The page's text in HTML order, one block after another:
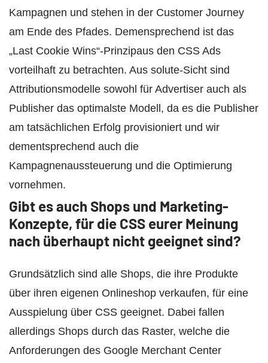
Kampagnen und stehen in der Customer Journey
am Ende des Pfades. Demensprechend ist das
„Last Cookie Wins“-Prinzipaus den CSS Ads
vorteilhaft zu betrachten. Aus solute-Sicht sind
Attributionsmodelle sowohl für Advertiser auch als
Publisher das optimalste Modell, da es die Publisher
am tatsächlichen Erfolg provisioniert und wir
dementsprechend auch die
Kampagnenaussteuerung und die Optimierung
vornehmen.
Gibt es auch Shops und Marketing-
Konzepte, für die CSS eurer Meinung
nach überhaupt nicht geeignet sind?
Grundsätzlich sind alle Shops, die ihre Produkte
über ihren eigenen Onlineshop verkaufen, für eine
Ausspielung über CSS geeignet. Dabei fallen
allerdings Shops durch das Raster, welche die
Anforderungen des Google Merchant Center